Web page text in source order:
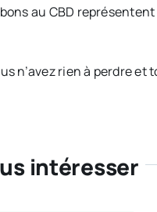
au CBD
n’avez rien à perdre
intéresser